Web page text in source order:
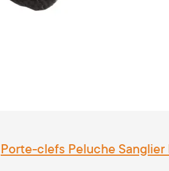
Porte-clefs Peluche